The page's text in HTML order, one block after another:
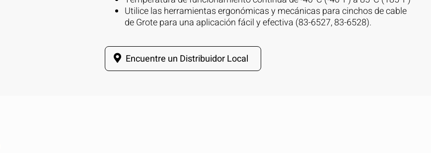
Utilice las herramientas ergonómicas y mecánicas para cinchos de cable
de Grote para una aplicación fácil y efectiva (83-6527, 83-6528).
Encuentre un Distribuidor Local